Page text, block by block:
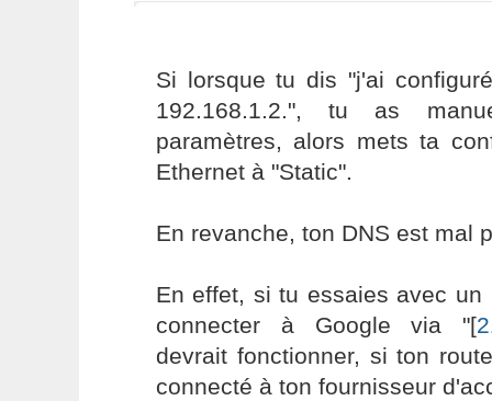
Si lorsque tu dis "j'ai
192.168.1.2.", tu as
paramètres, alors mets ta
Ethernet à "Static".
En revanche, ton DNS est mal
En effet, si tu essaies avec un
connecter à Google via "[
devrait fonctionner, si ton
connecté à ton fournisseur